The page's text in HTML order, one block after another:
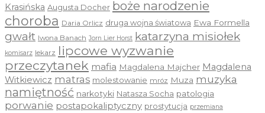
Krasińska Augusta Docher boże narodzenie
choroba Daria Orlicz druga wojna światowa Ewa Formella
gwałt Iwona Banach Jorn Lier Horst katarzyna misiołek
komisarz lekarz lipcowe wyzwanie
przeczytanek mafia Magdalena Majcher Magdalena
Witkiewicz matras molestowanie mróz Muza muzyka
namiętność narkotyki Natasza Socha patologia
porwanie postapokaliptyczny prostytucja przemiana